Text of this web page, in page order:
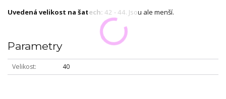
Uvedená velikost na šatech: 42 - 44. Jsou ale menší.
Parametry
Velikost 40